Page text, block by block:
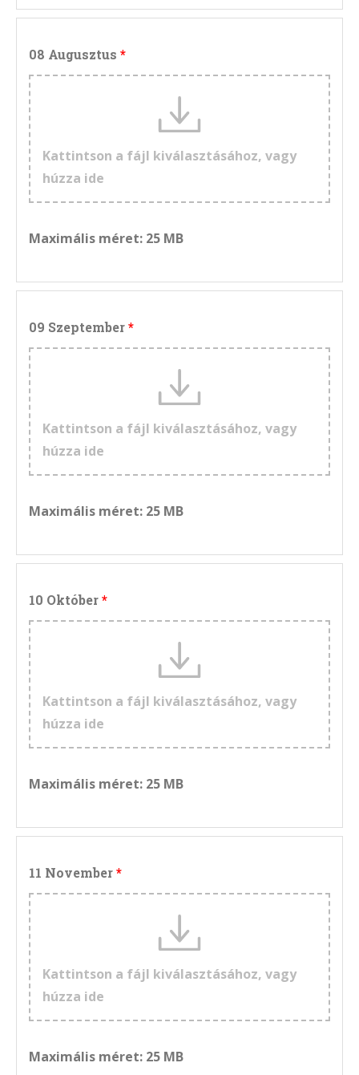
08 Augusztus
Kattintson a fájl kiválasztásához, vagy
húzza ide
Maximális méret: 25 MB
09 Szeptember
Kattintson a fájl kiválasztásához, vagy
húzza ide
Maximális méret: 25 MB
10 Október
Kattintson a fájl kiválasztásához, vagy
húzza ide
Maximális méret: 25 MB
11 November
Kattintson a fájl kiválasztásához, vagy
húzza ide
Maximális méret: 25 MB